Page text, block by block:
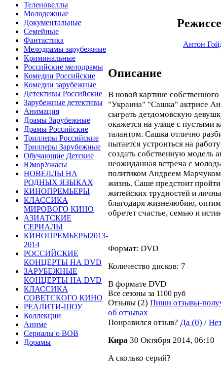
Теленовеллы
Молодежные
Документальные
Семейные
Фантастика
Мелодрамы зарубежные
Криминальные
Российские мелодрамы
Комедии Российские
Комедии зарубежные
Детективы Российские
Зарубежные детективы
Анимация
Драмы Зарубежные
Драмы Российские
Триллеры Российские
Триллеры Зарубежные
Обучающие Детские
ЮморУжасы
НОВЕЛЛЫ НА
РОДНЫХ ЯЗЫКАХ
КИНОПРЕМЬЕРЫ
КЛАССИКА
МИРОВОГО КИНО
АЗИАТСКИЕ
СЕРИАЛЫ
КИНОПРЕМЬЕРЫ2013-
2014
РОССИЙСКИЕ
КОНЦЕРТЫ НА DVD
ЗАРУБЕЖНЫЕ
КОНЦЕРТЫ НА DVD
КЛАССИКА
СОВЕТСКОГО КИНО
РЕАЛИТИ-ШОУ
Коллекции
Аниме
Сериалы о ВОВ
Дорамы
Антон
Описание
В новой картине
"Украина" "Сашка" актрисе
сыграть детдомовскую
окажется на улице с пустыми
талантом. Сашка отлично
пытается устроиться на
создать собственную модель
неожиданная встреча с
политиком Андреем
жизнь. Саше предстоит
житейских трудностей и
благодаря жизнелюбию,
обретет счастье, семью и
Формат: DVD
Количество дисков: 7
В формате DVD
Все сезоны за 1100 руб
Отзывы (2) Пиши отзывы-
об отзывах
Понравился отзыв? Да (0) /
Кира 30 Октября 2014, 06:10
А сколько серий?